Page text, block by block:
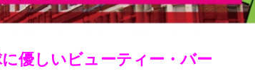
優しいビューティー・バー